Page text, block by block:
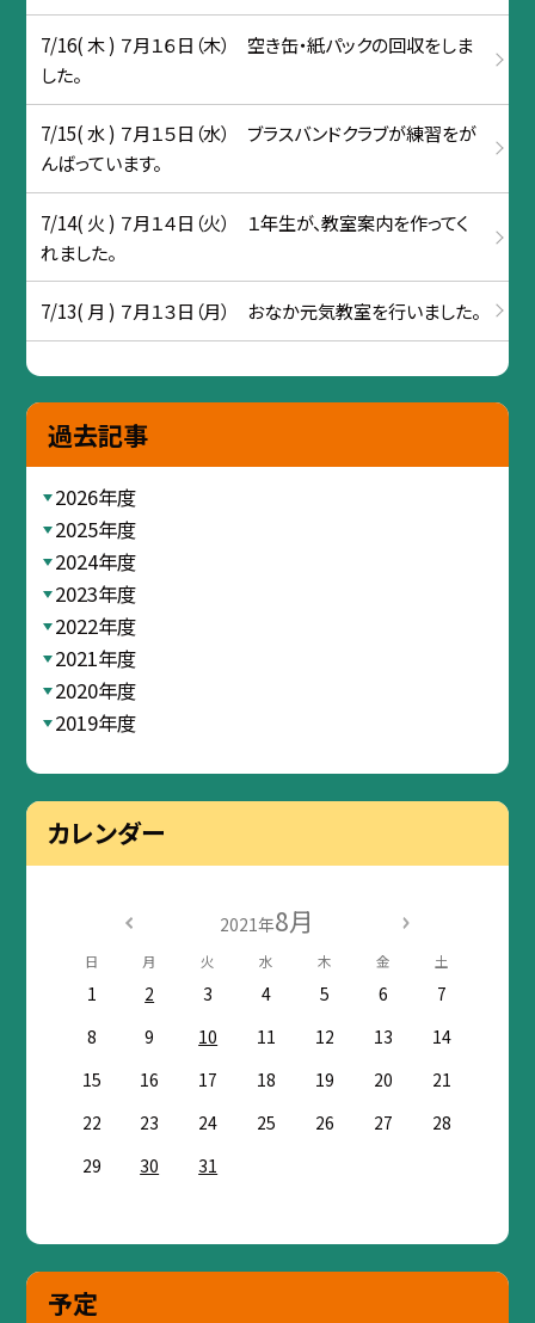
7/16( 木 ) ７月１６日（木） 空き缶・紙パックの回収をしま
した。
7/15( 水 ) ７月１５日（水） ブラスバンドクラブが練習をが
んばっています。
7/14( 火 ) ７月１４日（火） １年生が、教室案内を作ってく
れました。
7/13( 月 ) ７月１３日（月） おなか元気教室を行いました。
過去記事
2026年度
2025年度
2024年度
2023年度
2022年度
2021年度
2020年度
2019年度
カレンダー
2021年8月
日 月 火 水 木 金 土
1 2 3 4 5 6
7
8
9 10 11 12 13
14
15
16 17 18 19 20
21
22
23 24 25 26 27
28
29
30 31
予定